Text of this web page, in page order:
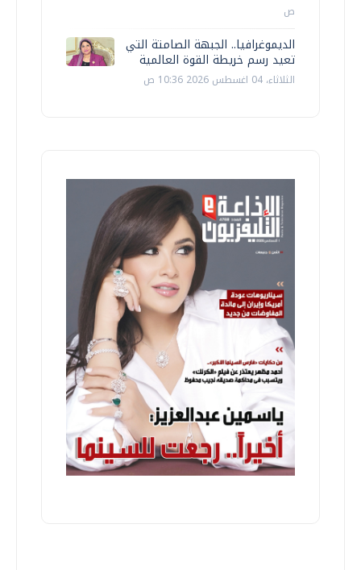
ص
الديموغرافيا.. الجبهة الصامتة التي
تعيد رسم خريطة القوة العالمية
الثلاثاء، 04 اغسطس 2026 10:36 ص